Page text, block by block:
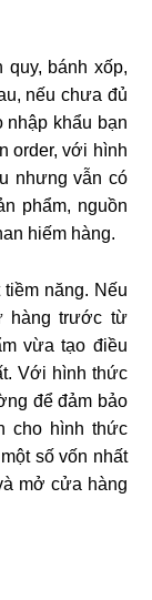
quy, bánh xốp,
nếu chưa đủ
nhập khẩu bạn
order, với hình
nhưng vẫn có
phẩm, nguồn
hiếm hàng.
năng. Nếu
hàng trước từ
vừa tạo điều
Với hình thức
để đảm bảo
cho hình thức
số vốn nhất
mở cửa hàng